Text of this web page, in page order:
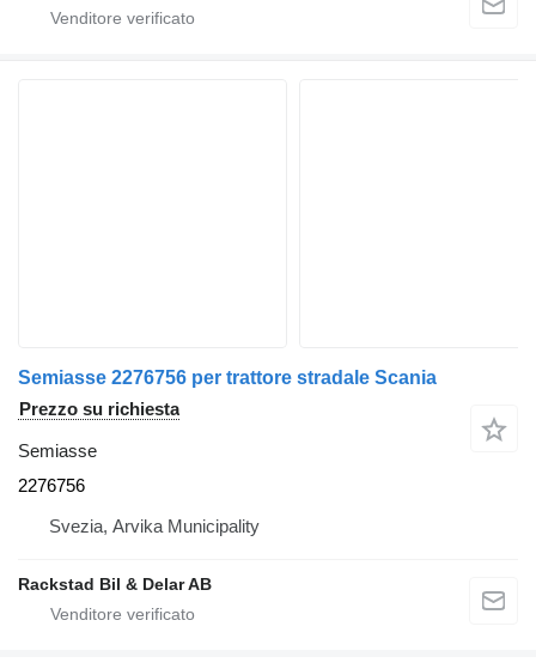
Semiasse 2276756 per trattore stradale Scania
Prezzo su richiesta
Semiasse
2276756
Svezia, Arvika Municipality
Rackstad Bil & Delar AB